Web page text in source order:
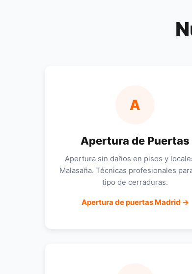
A
Apertura de Puertas
Apertura sin daños en pisos y
Malasaña. Técnicas profesionales
tipo de cerraduras.
Apertura de puertas Madrid →